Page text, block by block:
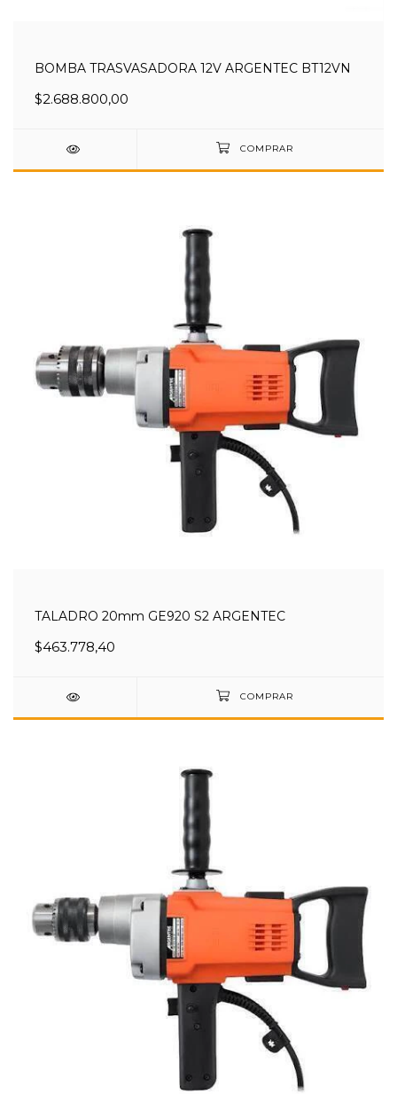
BOMBA TRASVASADORA 12V ARGENTEC BT12VN
$2.688.800,00
TALADRO 20mm GE920 S2 ARGENTEC
$463.778,40